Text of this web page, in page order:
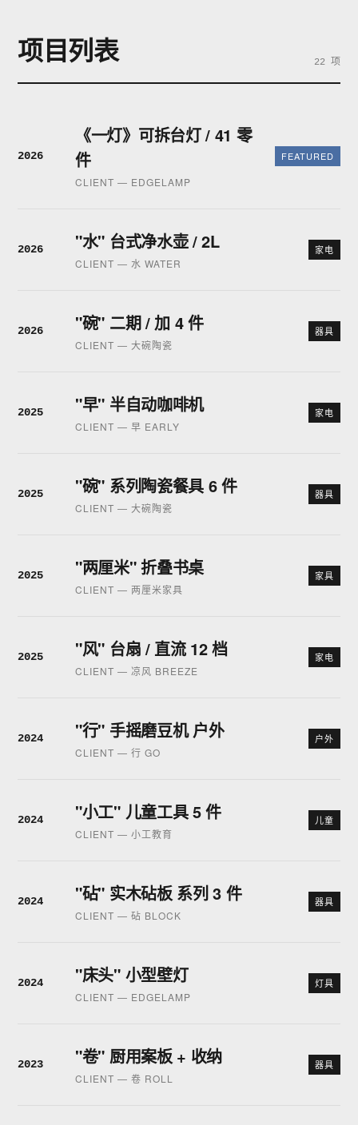
项目列表 22 项
2026
《一灯》可拆台灯 / 41 零
件
CLIENT — EDGELAMP
FEATURED
2026 "水" 台式净水壶 / 2L
CLIENT — 水 WATER
家电
2026 "碗" 二期 / 加 4 件
CLIENT — 大碗陶瓷
器具
2025 "早" 半自动咖啡机
CLIENT — 早 EARLY
家电
2025 "碗" 系列陶瓷餐具 6 件
CLIENT — 大碗陶瓷
器具
2025 "两厘米" 折叠书桌
CLIENT — 两厘米家具
家具
2025 "风" 台扇 / 直流 12 档
CLIENT — 凉风 BREEZE
家电
2024 "行" 手摇磨豆机 户外
CLIENT — 行 GO
户外
2024 "小工" 儿童工具 5 件
CLIENT — 小工教育
儿童
2024 "砧" 实木砧板 系列 3 件
CLIENT — 砧 BLOCK
器具
2024 "床头" 小型壁灯
CLIENT — EDGELAMP
灯具
2023 "卷" 厨用案板 + 收纳
CLIENT — 卷 ROLL
器具